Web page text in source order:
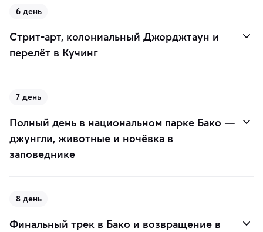
6 день
Стрит-арт, колониальный Джорджтаун и
перелёт в Кучинг
7 день
Полный день в национальном парке Бако —
джунгли, животные и ночёвка в
заповеднике
8 день
Финальный трек в Бако и возвращение в